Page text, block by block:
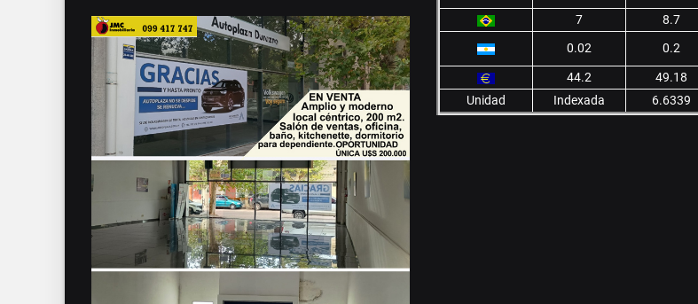
7
8.7
0.02
0.2
44.2
49.18
Unidad
Indexada 6.6339